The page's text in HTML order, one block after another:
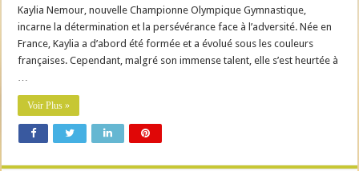
Kaylia Nemour, nouvelle Championne Olympique Gymnastique,
incarne la détermination et la persévérance face à l’adversité. Née en
France, Kaylia a d’abord été formée et a évolué sous les couleurs
françaises. Cependant, malgré son immense talent, elle s’est heurtée à
Voir Plus »